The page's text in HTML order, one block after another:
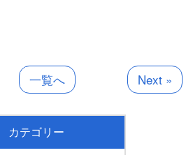
一覧へ Next »
カテゴリー